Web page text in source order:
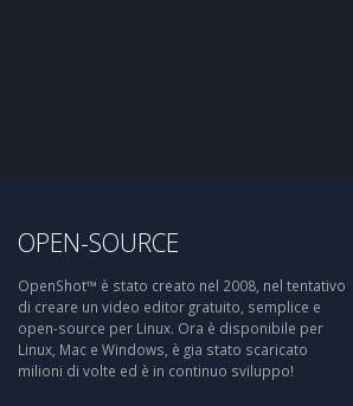
OPEN-SOURCE
OpenShot™ è stato creato nel 2008, nel tentativo
di creare un video editor gratuito, semplice e
open-source per Linux. Ora è disponibile per
Linux, Mac e Windows, è gia stato scaricato
milioni di volte ed è in continuo sviluppo!